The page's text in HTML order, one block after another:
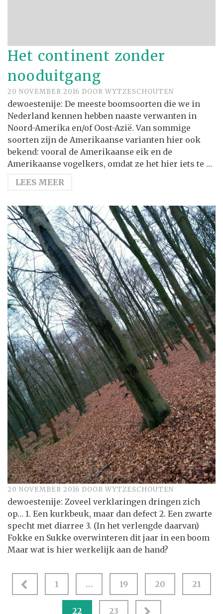
Het continent zonder
nooduitgang
20 NOVEMBER 2016 DOOR WYTZESCHOUTEN
dewoestenije: De meeste boomsoorten die we in
Nederland kennen hebben naaste verwanten in
Noord-Amerika en/of Oost-Azië. Van sommige
soorten zijn de Amerikaanse varianten hier ook
bekend: vooral de Amerikaanse eik en de
Amerikaanse vogelkers, omdat ze het hier iets te …
LEES MEER
20 NOVEMBER 2016 DOOR WYTZESCHOUTEN
dewoestenije: Zoveel verklaringen dringen zich
op… 1. Een kurkbeuk, maar dan defect 2. Een zwarte
specht met diarree 3. (In het verlengde daarvan)
Fokke en Sukke overwinteren dit jaar in een boom
Maar wat is hier werkelijk aan de hand?
Berichten
paginering
1 … 19 20 21
22 23